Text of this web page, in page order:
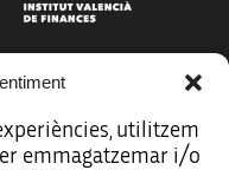
utilitzem
emmagatzemar i/o